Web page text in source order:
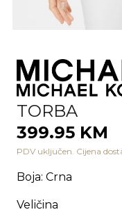
TORBA
399.95 KM
PDV uključen. Cijena
Boja: Crna
Veličina